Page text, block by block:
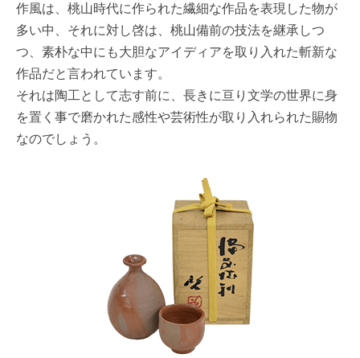
作風は、桃山時代に作られた繊細な作品を表現した物が
多い中、それに対し啓は、桃山備前の技法を継承しつ
つ、素朴な中にも大胆なアイディアを取り入れた斬新な
作品だと言われています。
それは陶工として志す前に、長きに亘り文学の世界に身
を置く事で磨かれた感性や芸術性が取り入れられた賜物
なのでしょう。